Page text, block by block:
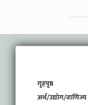
गृहपृष्ठ
अर्थ/उद्योग/वाणिज्य